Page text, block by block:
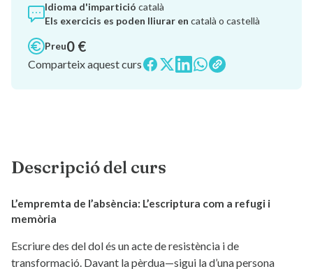
Idioma d'impartició català
Els exercicis es poden lliurar en català o castellà
Preu0 €
Comparteix aquest curs
Descripció del curs
L’empremta de l’absència: L’escriptura com a refugi i
memòria
Escriure des del dol és un acte de resistència i de
transformació. Davant la pèrdua—sigui la d’una persona